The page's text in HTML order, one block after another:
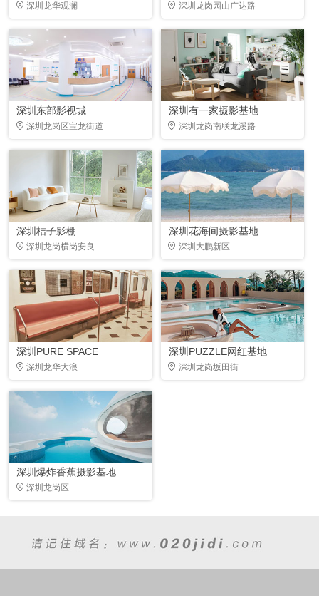
深圳龙华观澜 深圳龙岗园山广达路
深圳东部影视城
深圳龙岗区宝龙街道
深圳有一家摄影基地
深圳龙岗南联龙溪路
深圳桔子影棚
深圳龙岗横岗安良
深圳花海间摄影基地
深圳大鹏新区
深圳PURE SPACE
深圳龙华大浪
深圳PUZZLE网红基地
深圳龙岗坂田街
深圳爆炸香蕉摄影基地
深圳龙岗区